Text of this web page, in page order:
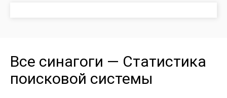
Все синагоги — Статистика
поисковой системы